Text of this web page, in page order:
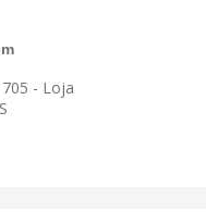
- Loja